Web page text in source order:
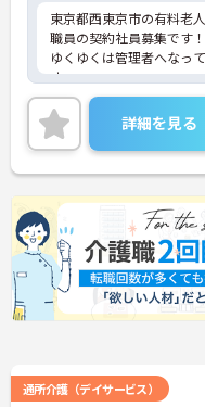
東京都西東京市の有料老
職員の契約社員募集です！
ゆくゆくは管理者へなっ
す。
福利厚生が充実しており
り働きやすい環境です。
ご興味のある方には、面
詳細をお話いたしますの
い。
詳細を見る
通所介護（デイサービス）